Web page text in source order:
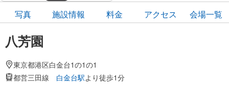
八芳園
東京都港区白金台1の1の1
都営三田線 白金台駅より徒歩1分
写真 施設情報 料金 アクセス 会場一覧